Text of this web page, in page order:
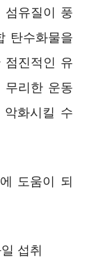
섬유질이 풍
탄수화물을
점진적인 유
무리한 운동
화시킬 수
도움이 되
섭취